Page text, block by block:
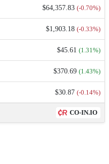
$64,357.83 (-0.70%)
$1,903.18 (-0.33%)
$45.61 (1.31%)
$370.69 (1.43%)
$30.87 (-0.14%)
CO-IN.IO